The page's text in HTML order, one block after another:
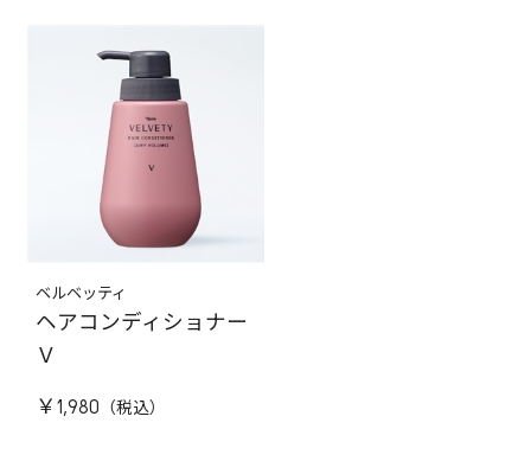
ベルベッティ
ヘアコンディショナー
Ｖ
￥1,980